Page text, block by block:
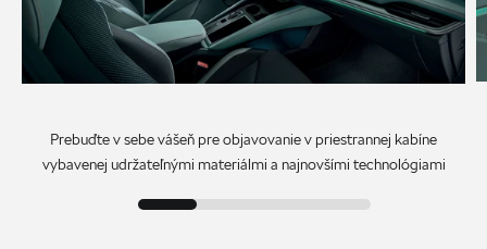
Prebuďte v sebe vášeň pre objavovanie v priestrannej kabíne
vybavenej udržateľnými materiálmi a najnovšími technológiami